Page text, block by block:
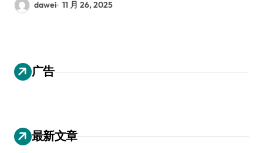
dawei 11 月 26, 2025
广告
最新文章